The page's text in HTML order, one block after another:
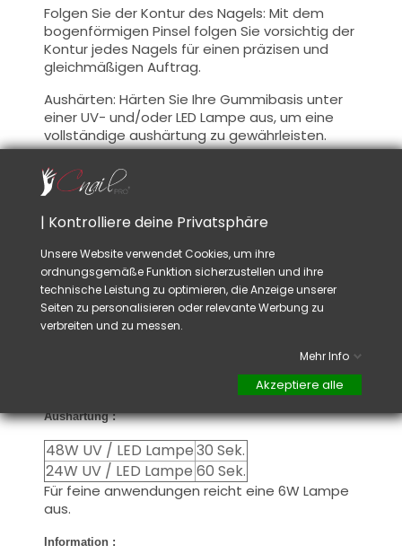
Folgen Sie der Kontur des Nagels: Mit dem
bogenförmigen Pinsel folgen Sie vorsichtig der
Kontur jedes Nagels für einen präzisen und
gleichmäßigen Auftrag.
Aushärten: Härten Sie Ihre Gummibasis unter
einer UV- und/oder LED Lampe aus, um eine
vollständige aushärtung zu gewährleisten.
Kohäsionsschicht: Die leichte Kohäsionsschicht
und die klebrige Schicht dürfen nach dem
entfernt werden. Es ermöglicht die Kohäsion
gewählten Nagelaufbauprotokoll.
Wenn Sie eine Verstärkung oder eine leichte
Kurve wünschen und Ihr Apex Unebenheiten
aufweist, entfetten Sie die Kohäsionsschicht
und feilen Sie, um die gewünschte Form
von Ihnen gewählten Nagelaufbauprotokoll
Aushärtung :
48W UV / LED Lampe30 Sek.
24W UV / LED Lampe 60 Sek.
Für feine anwendungen reicht eine 6W Lampe
aus.
Information :
| Kontrolliere deine Privatsphäre
Unsere Website verwendet Cookies, um ihre
ordnungsgemäße Funktion sicherzustellen und ihre
technische Leistung zu optimieren, die Anzeige unserer
Seiten zu personalisieren oder relevante Werbung zu
verbreiten und zu messen.
Mehr Info
Akzeptiere alle